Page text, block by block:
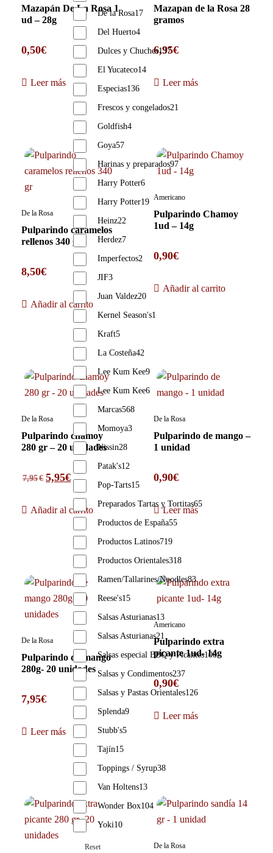
Mazapán De La Rosa 1
ud – 28g
0,50€
Leer más
Mazapan de la Rosa 28
gramos
6,95€
Leer más
De la Rosa
Pulparindo caramelos
rellenos 340 gr
8,50€
Añadir al carrito
Americano
Pulparindo Chamoy
1ud – 14g
0,90€
Añadir al carrito
De la Rosa
Pulparindo chamoy
280 gr – 20 unidades
7,95€ 5,95€
Añadir al carrito
De la Rosa
Pulparindo de mango –
1 unidad
0,90€
Leer más
De la Rosa
Pulparindo de mango
280g- 20 unidades
7,95€
Leer más
Americano
Pulparindo extra
picante 1ud- 14g
0,90€
Leer más
De la Rosa
De la Rosa17
Del Huerto4
Dulces y Chuches137
El Yucateco14
Especias136
Frescos y congelados21
Goldfish4
Goya57
Harinas y preparados97
Harry Potter6
Harry Potter19
Heinz22
Herdez7
Imperfectos2
JIF3
Juan Valdez20
Kernel Season's1
Kraft5
La Costeña42
Lee Kum Kee9
Lee Kum Kee6
Marcas568
Momoya3
Nissin28
Patak's12
Pop-Tarts15
Preparados Tartas y Tortitas65
Productos de España55
Productos Latinos719
Productos Orientales318
Ramen/Tallarines/Noodles83
Reese's15
Salsas Asturianas13
Salsas Asturianas21
Salsas especial BBQ y Picantes100
Salsas y Condimentos237
Salsas y Pastas Orientales126
Splenda9
Stubb's5
Tajín15
Toppings / Syrup38
Van Holtens13
Wonder Box104
Yoki10
Reset